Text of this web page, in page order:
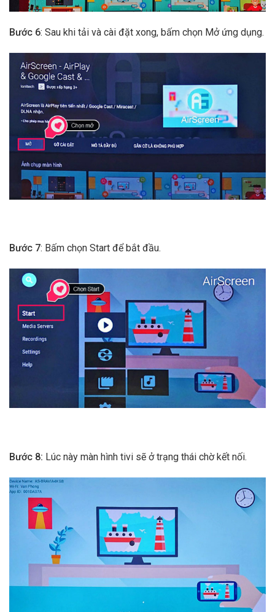
Bước 6: Sau khi tải và cài đặt xong, bấm chọn Mở ứng dụng.
Bước 7: Bấm chọn Start để bắt đầu.
Bước 8: Lúc này màn hình tivi sẽ ở trạng thái chờ kết nối.